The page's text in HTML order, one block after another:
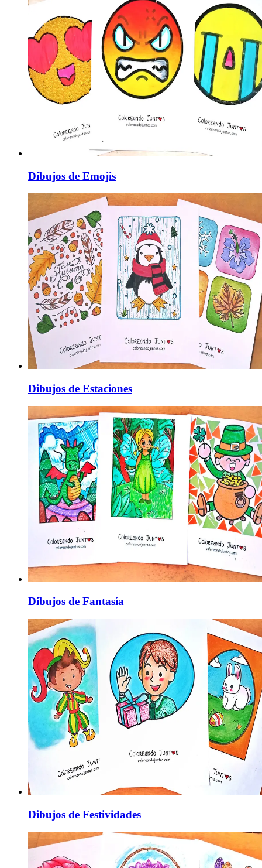
Dibujos de Emojis
Dibujos de Estaciones
Dibujos de Fantasía
Dibujos de Festividades